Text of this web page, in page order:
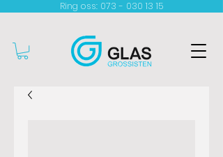
Ring oss: 073 - 030 13 15​